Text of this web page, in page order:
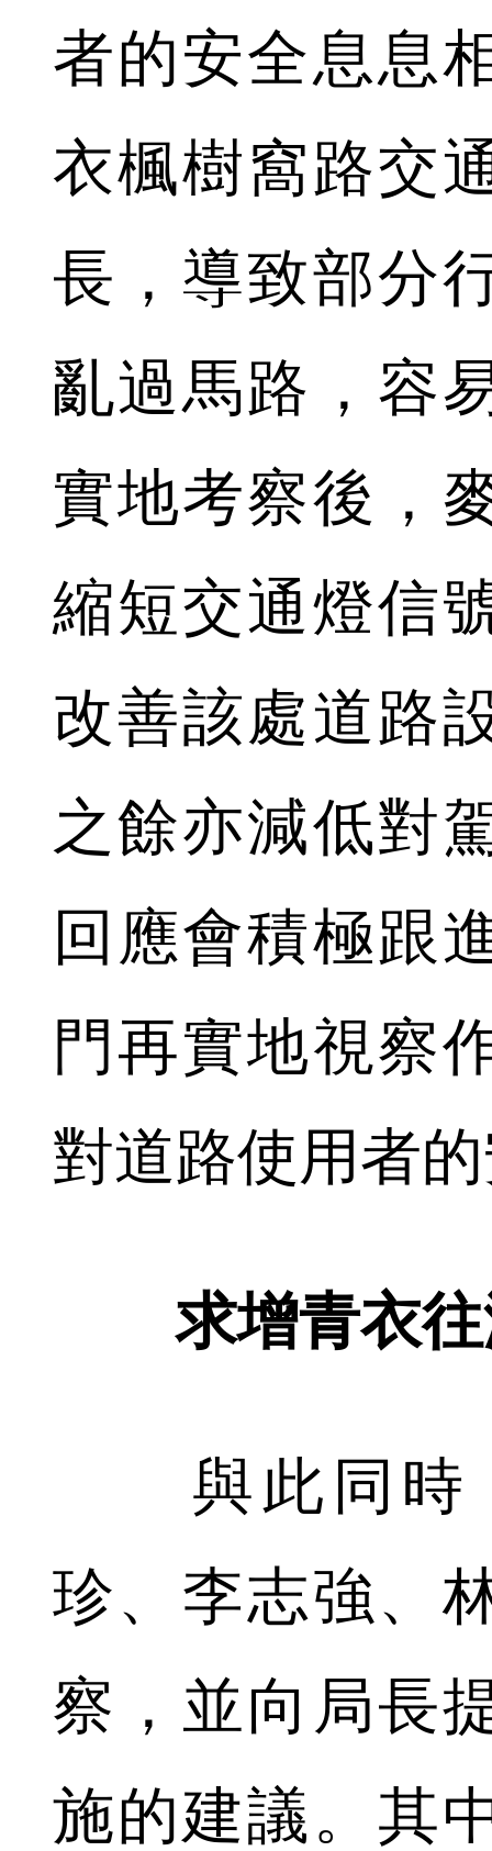
者的安全息息
衣楓樹窩路交
長，導致部分
亂過馬路，容
實地考察後，
縮短交通燈信
改善該處道路
之餘亦減低對
回應會積極跟
門再實地視察
對道路使用者
求增青衣
與此同時
珍、李志強、
察，並向局長
施的建議。其